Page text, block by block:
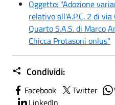
Oggetto: "Adozione
relativo all'A.P.C. 2 di
Quarto S.A.S. di Marco
Chicca Protasoni onlus"
Condividi:
Facebook Twitter
LinkedIn